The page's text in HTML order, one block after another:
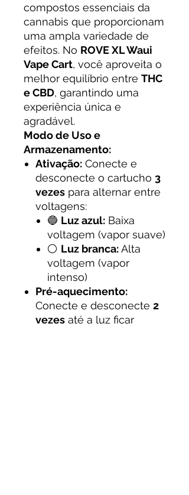
compostos essenciais da
cannabis que proporcionam
uma ampla variedade de
efeitos. No ROVE XL Waui
Vape Cart, você aproveita o
melhor equilíbrio entre THC
e CBD, garantindo uma
experiência única e
agradável.
Modo de Uso e
Armazenamento:
Ativação: Conecte e
desconecte o cartucho 3
vezes para alternar entre
voltagens:
🔵 Luz azul: Baixa
voltagem (vapor suave)
⚪ Luz branca:Alta
voltagem (vapor
intenso)
Pré-aquecimento:
Conecte e desconecte 2
vezes até a luz ficar